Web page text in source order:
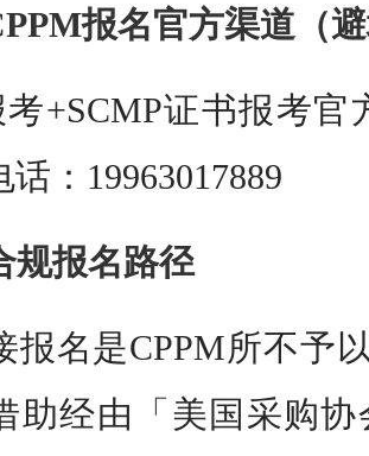
报名官方渠道（
考+SCMP证书报考
：19963017889
规报名路径
报名是CPPM所不予
助经由「美国采购协